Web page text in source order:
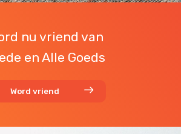
nu vriend van
en Alle Goeds
Word vriend